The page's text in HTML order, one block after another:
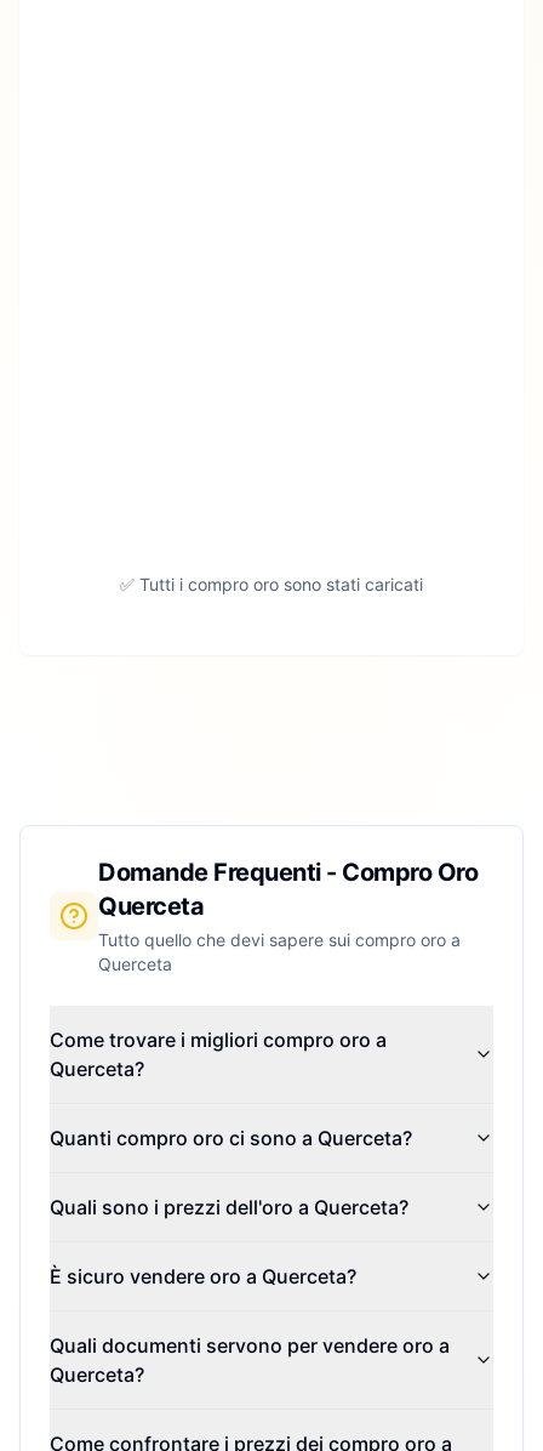
✅ Tutti i compro oro sono stati caricati
Domande Frequenti - Compro Oro
Querceta
Tutto quello che devi sapere sui compro oro a
Querceta
Come trovare i migliori compro oro a
Querceta?
Quanti compro oro ci sono a Querceta?
Quali sono i prezzi dell'oro a Querceta?
È sicuro vendere oro a Querceta?
Quali documenti servono per vendere oro a
Querceta?
Come confrontare i prezzi dei compro oro a